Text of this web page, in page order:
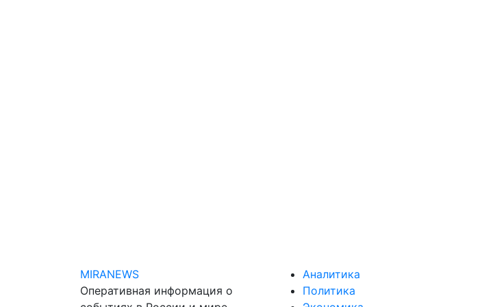
MIRANEWS
Оперативная информация о
Аналитика
Политика